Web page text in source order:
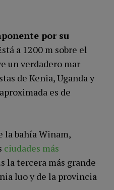
por su
a 1200 m sobre el
un verdadero mar
de Kenia, Uganda y
es de
la bahía Winam,
ciudades más
la tercera más grande
luo y de la provincia